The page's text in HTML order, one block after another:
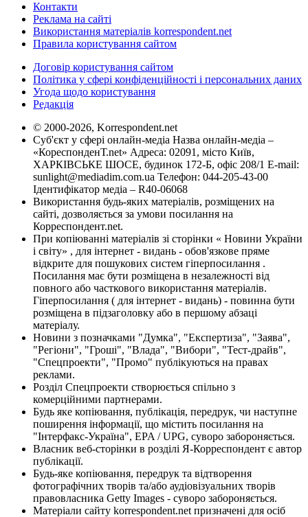
Контакти
Реклама на сайті
Використання матеріалів korrespondent.net
Правила користування сайтом
Договір користування сайтом
Політика у сфері конфіденційності і персональних даних
Угода щодо користування
Редакція
© 2000-2026, Korrespondent.net
Суб'єкт у сфері онлайн-медіа Назва онлайн-медіа –
«КореспонденТ.net» Адреса: 02091, місто Київ,
ХАРКІВСЬКЕ ШОСЕ, будинок 172-Б, офіс 208/1 E-mail:
sunlight@mediadim.com.ua Телефон: 044-205-43-00
Ідентифікатор медіа – R40-06068
Використання будь-яких матеріалів, розміщених на
сайті, дозволяється за умови посилання на
Корреспондент.net.
При копіюванні матеріалів зі сторінки « Новини України
і світу» , для інтернет - видань - обов'язкове пряме
відкрите для пошукових систем гіперпосилання .
Посилання має бути розміщена в незалежності від
повного або часткового використання матеріалів.
Гіперпосилання ( для інтернет - видань) - повинна бути
розміщена в підзаголовку або в першому абзаці
матеріалу.
Новини з позначками "Думка", "Експертиза", "Заява",
"Регіони", "Гроші", "Влада", "Вибори", "Тест-драйв",
"Спецпроекти", "Промо" публікуються на правах
реклами.
Розділ Спецпроекти створюється спільно з
комерційними партнерами.
Будь яке копіювання, публікація, передрук, чи наступне
поширення інформації, що містить посилання на
"Інтерфакс-Україна", EPA / UPG, суворо забороняється.
Власник веб-сторінки в розділі Я-Корреспондент є автор
публікації.
Будь-яке копіювання, передрук та відтворення
фотографічних творів та/або аудіовізуальних творів
правовласника Getty Images - суворо забороняється.
Матеріали сайту korrespondent.net призначені для осіб